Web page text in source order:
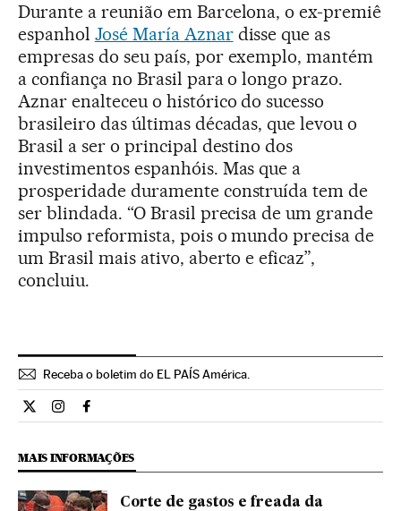
Durante a reunião em Barcelona, o ex-premiê
espanhol José María Aznardisse que as
empresas do seu país, por exemplo, mantém
a confiança no Brasil para o longo prazo.
Aznar enalteceu o histórico do sucesso
brasileiro das últimas décadas, que levou o
Brasil a ser o principal destino dos
investimentos espanhóis. Mas que a
prosperidade duramente construída tem de
ser blindada. “O Brasil precisa de um grande
impulso reformista, pois o mundo precisa de
um Brasil mais ativo, aberto e eficaz”,
concluiu.
Receba o boletim do EL PAÍS América.
Economia El País Brasil en Twitter
Economia El País Brasil en Instagram
Economia El País Brasil en Facebook
MAIS INFORMAÇÕES
Corte de gastos e freada da